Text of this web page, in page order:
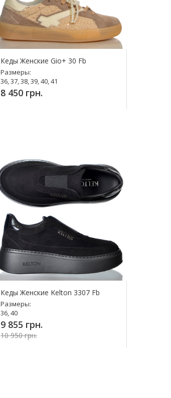
Кеды Женские Gio+ 30 Fb
Размеры:
36, 37, 38, 39, 40, 41
8 450 грн.
Кеды Женские Kelton 3307 Fb
Размеры:
36, 40
9 855 грн.
10 950 грн.